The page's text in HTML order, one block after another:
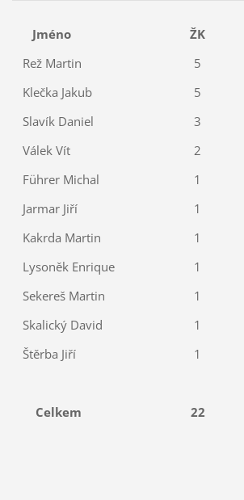
Jméno
ŽK
Rež Martin
5
Klečka Jakub
5
Slavík Daniel
3
Válek Vít
2
Führer Michal
1
Jarmar Jiří
1
Kakrda Martin
1
Lysoněk Enrique
1
Sekereš Martin
1
Skalický David
1
Štěrba Jiří
1
Celkem 22